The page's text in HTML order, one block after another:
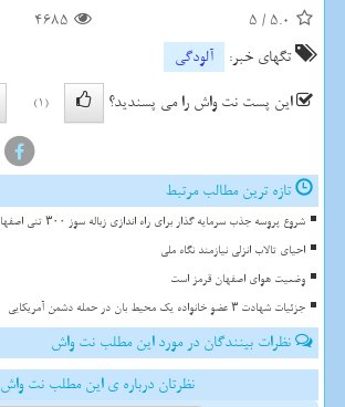
5.0
/
5
4685
تگهای خبر:
آلودگی
این پست نت واش را می پسندید؟
(1)
تازه ترین مطالب مرتبط
شروع پروسه جذب سرمایه گذار برای راه اندازی زباله سوز ۳۰۰ تنی اصفهان
احیای تالاب انزلی نیازمند نگاه ملی
وضعیت هوای اصفهان قرمز است
جزئیات شهادت ۳ عضو خانواده یک محیط بان در حمله دشمن آمریکایی
نظرات بینندگان در مورد این مطلب نت واش
نظرتان درباره ی این مطلب نت واش